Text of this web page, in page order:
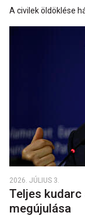
A civilek öldöklése
2026. JÚLIUS 3.
Teljes
megújulása